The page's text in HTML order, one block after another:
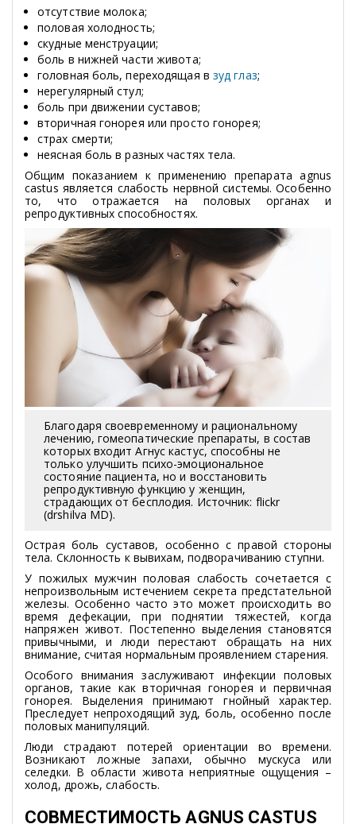
отсутствие молока;
половая холодность;
скудные менструации;
боль в нижней части живота;
головная боль, переходящая в зуд глаз;
нерегулярный стул;
боль при движении суставов;
вторичная гонорея или просто гонорея;
страх смерти;
неясная боль в разных частях тела.
Общим показанием к применению препарата agnus
castus является слабость нервной системы. Особенно
то, что отражается на половых органах и
репродуктивных способностях.
Благодаря своевременному и рациональному
лечению, гомеопатические препараты, в состав
которых входит Агнус кастус, способны не
только улучшить психо-эмоциональное
состояние пациента, но и восстановить
репродуктивную функцию у женщин,
страдающих от бесплодия. Источник: flickr
(drshilva MD).
Острая боль суставов, особенно с правой стороны
тела. Склонность к вывихам, подворачиванию ступни.
У пожилых мужчин половая слабость сочетается с
непроизвольным истечением секрета предстательной
железы. Особенно часто это может происходить во
время дефекации, при поднятии тяжестей, когда
напряжен живот. Постепенно выделения становятся
привычными, и люди перестают обращать на них
внимание, считая нормальным проявлением старения.
Особого внимания заслуживают инфекции половых
органов, такие как вторичная гонорея и первичная
гонорея. Выделения принимают гнойный характер.
Преследует непроходящий зуд, боль, особенно после
половых манипуляций.
Люди страдают потерей ориентации во времени.
Возникают ложные запахи, обычно мускуса или
селедки. В области живота неприятные ощущения –
холод, дрожь, слабость.
СОВМЕСТИМОСТЬ AGNUS CASTUS